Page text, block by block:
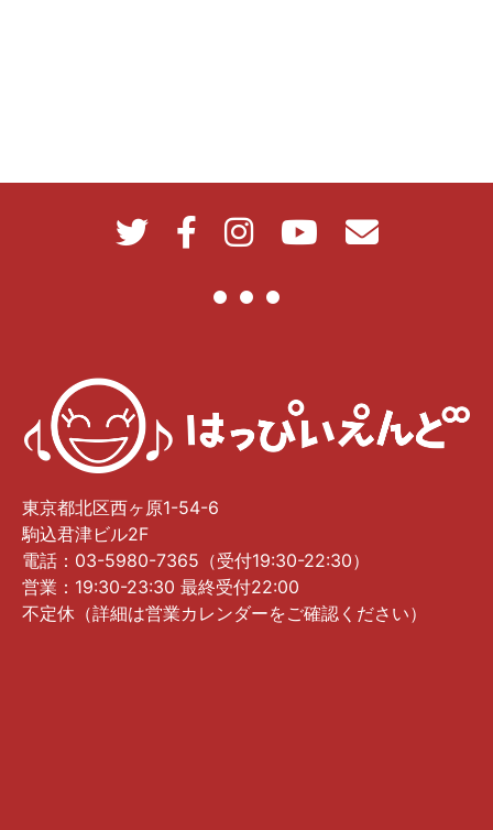
東京都北区西ヶ原1-54-6
駒込君津ビル2F
電話：03-5980-7365（受付19:30-22:30）
営業：19:30-23:30 最終受付22:00
不定休（詳細は営業カレンダーをご確認ください）